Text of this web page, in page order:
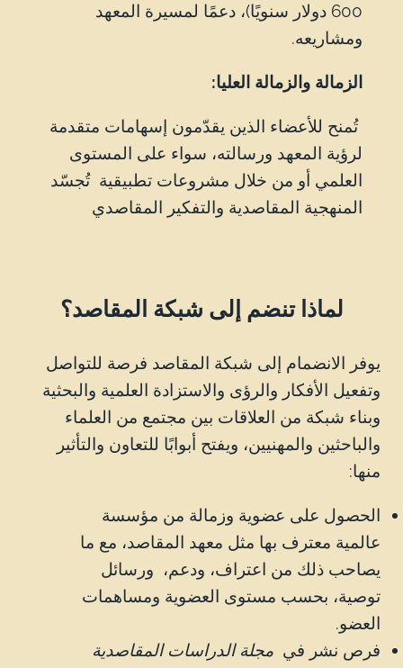
600 دولار سنويًا)، دعمًا لمسيرة المعهد
ومشاريعه.
الزمالة والزمالة العليا:
تُمنح للأعضاء الذين يقدّمون إسهامات متقدمة
لرؤية المعهد ورسالته، سواء على المستوى
العلمي أو من خلال مشروعات تطبيقية تُجسّد
المنهجية المقاصدية والتفكير المقاصدي
لماذا تنضم إلى شبكة المقاصد؟
يوفر الانضمام إلى شبكة المقاصد فرصة للتواصل
وتفعيل الأفكار والرؤى والاستزادة العلمية والبحثية
وبناء شبكة من العلاقات بين مجتمع من العلماء
والباحثين والمهنيين، ويفتح أبوابًا للتعاون والتأثير
منها:
الحصول على عضوية وزمالة من مؤسسة
عالمية معترف بها مثل معهد المقاصد، مع ما
يصاحب ذلك من اعتراف، ودعم، ورسائل
توصية، بحسب مستوى العضوية ومساهمات
العضو.
فرص نشر في مجلة الدراسات المقاصدية